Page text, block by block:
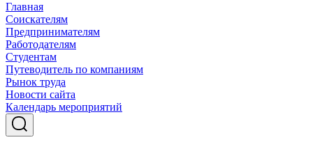
Главная
Соискателям
Предпринимателям
Работодателям
Студентам
Путеводитель по компаниям
Рынок труда
Новости сайта
Календарь мероприятий